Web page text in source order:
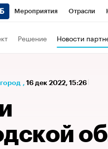
Мероприятия Отрасли
Решение Новости
, 16 дек 2022, 15:26